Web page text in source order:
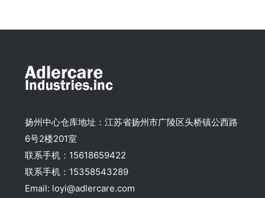
扬州中心仓库地址：江苏省扬州市广陵区头桥镇公西路
6号2楼201室
联系手机：15618659422
联系手机：15358543289
Email: loyi@adlercare.com